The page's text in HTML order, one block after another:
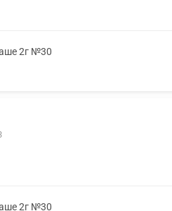
2г №30
2г №30